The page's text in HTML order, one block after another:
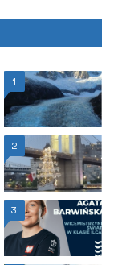
1
2
3